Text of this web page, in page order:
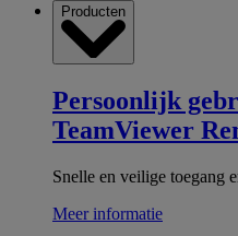
Producten
Persoonlijk
TeamViewer
Snelle en veilige toegang
Meer informatie